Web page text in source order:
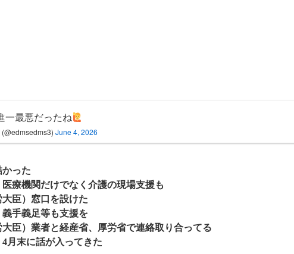
一最悪だったね
June 4, 2026
った
医療機関だけでなく介護の現場支援も
臣）窓口を設けた
義手義足等も支援を
臣）業者と経産省、厚労省で連絡取り合ってる
4月末に話が入ってきた